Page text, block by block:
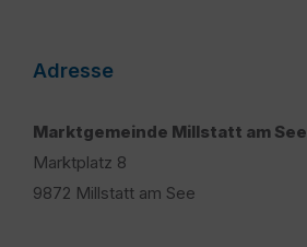
Adresse
Marktgemeinde Millstatt am See
Marktplatz 8
9872 Millstatt am See